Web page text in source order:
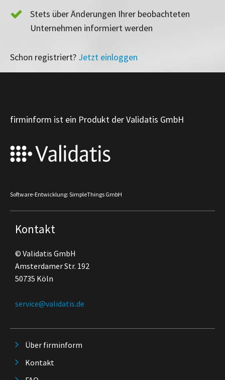
Stets über Änderungen Ihrer beobachteten
Unternehmen informiert werden
Schon registriert? Jetzt einloggen
firminform ist ein Produkt der Validatis GmbH
Software-Entwicklung: SimpleThings GmbH
Kontakt
© Validatis GmbH
Amsterdamer Str. 192
50735 Köln
service@validatis.de
Über firminform
Kontakt